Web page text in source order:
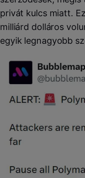
privát kulcs miatt.
milliárd dolláros
egyik legnagyobb